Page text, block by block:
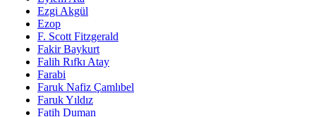
Ezgi Akgül
Ezop
F. Scott Fitzgerald
Fakir Baykurt
Falih Rıfkı Atay
Farabi
Faruk Nafiz Çamlıbel
Faruk Yıldız
Fatih Duman